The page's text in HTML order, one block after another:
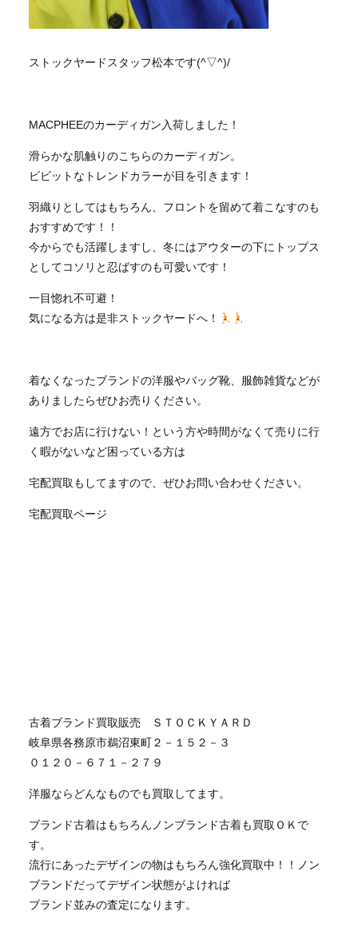
ストックヤードスタッフ松本です(^▽^)/
MACPHEEのカーディガン入荷しました！
滑らかな肌触りのこちらのカーディガン。
ビビットなトレンドカラーが目を引きます！
羽織りとしてはもちろん、フロントを留めて着こなすのも
おすすめです！！
今からでも活躍しますし、冬にはアウターの下にトップス
としてコソリと忍ばすのも可愛いです！
一目惚れ不可避！
気になる方は是非ストックヤードへ！
着なくなったブランドの洋服やバッグ靴、服飾雑貨などが
ありましたらぜひお売りください。
遠方でお店に行けない！という方や時間がなくて売りに行
く暇がないなど困っている方は
宅配買取もしてますので、ぜひお問い合わせください。
宅配買取ページ
古着ブランド買取販売 ＳＴＯＣＫＹＡＲＤ
岐阜県各務原市鵜沼東町２－１５２－３
０１２０－６７１－２７９
洋服ならどんなものでも買取してます。
ブランド古着はもちろんノンブランド古着も買取ＯＫで
す。
流行にあったデザインの物はもちろん強化買取中！！ノン
ブランドだってデザイン状態がよければ
ブランド並みの査定になります。